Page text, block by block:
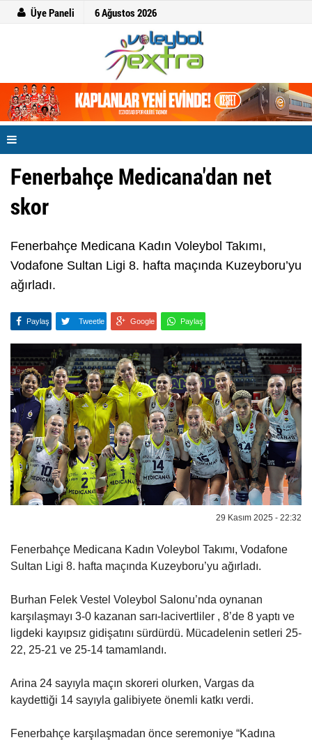
Üye Paneli 6 Ağustos 2026
Fenerbahçe Medicana'dan net
skor
Fenerbahçe Medicana Kadın Voleybol Takımı,
Vodafone Sultan Ligi 8. hafta maçında Kuzeyboru’yu
ağırladı.
Paylaş Tweetle Google Paylaş
29 Kasım 2025 - 22:32
Fenerbahçe Medicana Kadın Voleybol Takımı, Vodafone
Sultan Ligi 8. hafta maçında Kuzeyboru’yu ağırladı.
Burhan Felek Vestel Voleybol Salonu’nda oynanan
karşılaşmayı 3-0 kazanan sarı-lacivertliler , 8’de 8 yaptı ve
ligdeki kayıpsız gidişatını sürdürdü. Mücadelenin setleri 25-
22, 25-21 ve 25-14 tamamlandı.
Arina 24 sayıyla maçın skoreri olurken, Vargas da
kaydettiği 14 sayıyla galibiyete önemli katkı verdi.
Fenerbahçe karşılaşmadan önce seremoniye “Kadına